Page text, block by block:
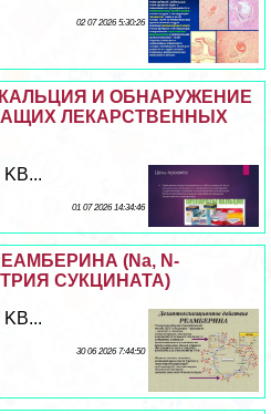
02 07 2026 5:30:26
И ОБНАРУЖЕНИЕ
ЛЕКАРСТВЕННЫХ
01 07 2026 14:34:46
(Na, N-
СУКЦИНАТА)
30 06 2026 7:44:50